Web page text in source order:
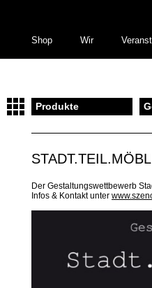
Shop Wir
Produkte
Der Gestaltungswettbewerb
Infos & Kontakt unter